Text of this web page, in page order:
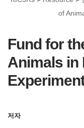
너
뛰
기
of
Fund for
Animals in
저자